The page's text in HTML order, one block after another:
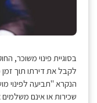
בסוגיית פינוי משוכר, החוק
לקבל את דירתו תוך זמן
הנקרא "תביעה לפינוי
שכירות או אינם משלמים את